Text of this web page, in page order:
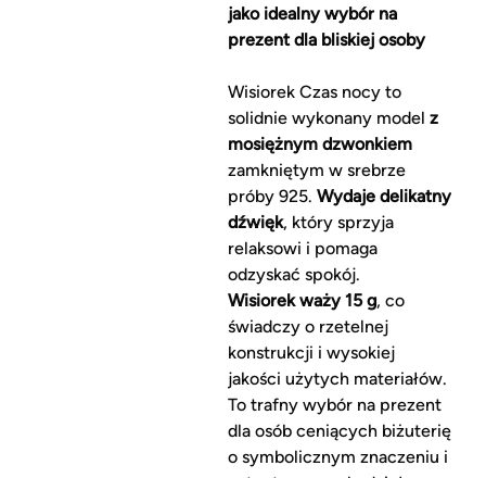
jako idealny wybór na
prezent dla bliskiej osoby
Wisiorek Czas nocy to
solidnie wykonany model z
mosiężnym dzwonkiem
zamkniętym w srebrze
próby 925. Wydaje delikatny
dźwięk, który sprzyja
relaksowi i pomaga
odzyskać spokój.
Wisiorek waży 15 g, co
świadczy o rzetelnej
konstrukcji i wysokiej
jakości użytych materiałów.
To trafny wybór na prezent
dla osób ceniących biżuterię
o symbolicznym znaczeniu i